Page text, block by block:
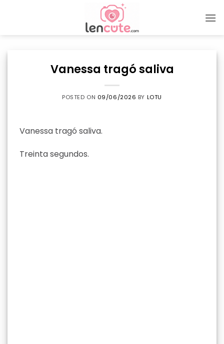
Vanessa tragó saliva
POSTED ON 09/06/2026 BY LOTU
Vanessa tragó saliva.
Treinta segundos.